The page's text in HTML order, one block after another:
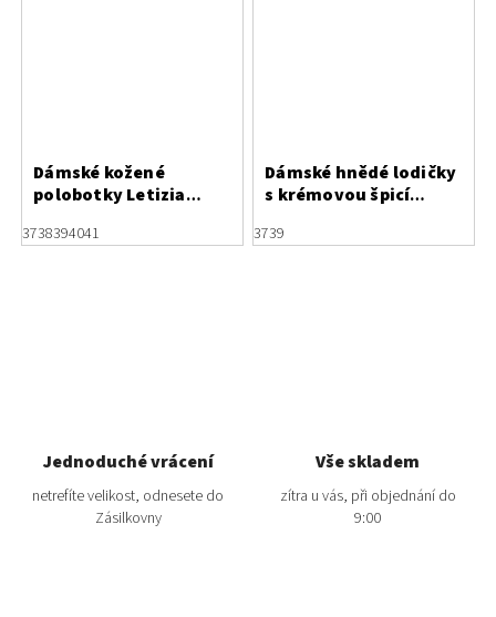
Dámské kožené
polobotky Letizia
3738394041
Dámské hnědé lodičky
s krémovou špicí
3739
Jednoduché vrácení
netrefíte velikost, odnesete do
Zásilkovny
Vše skladem
zítra u vás, při objednání do
9:00